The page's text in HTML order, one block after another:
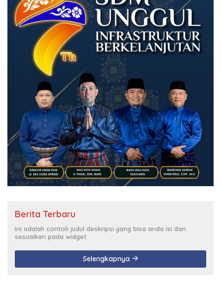
Berita Terbaru
Ini adalah contoh judul deskripsi yang bisa anda isi dan
sesuaikan pada widget
Selengkapnya